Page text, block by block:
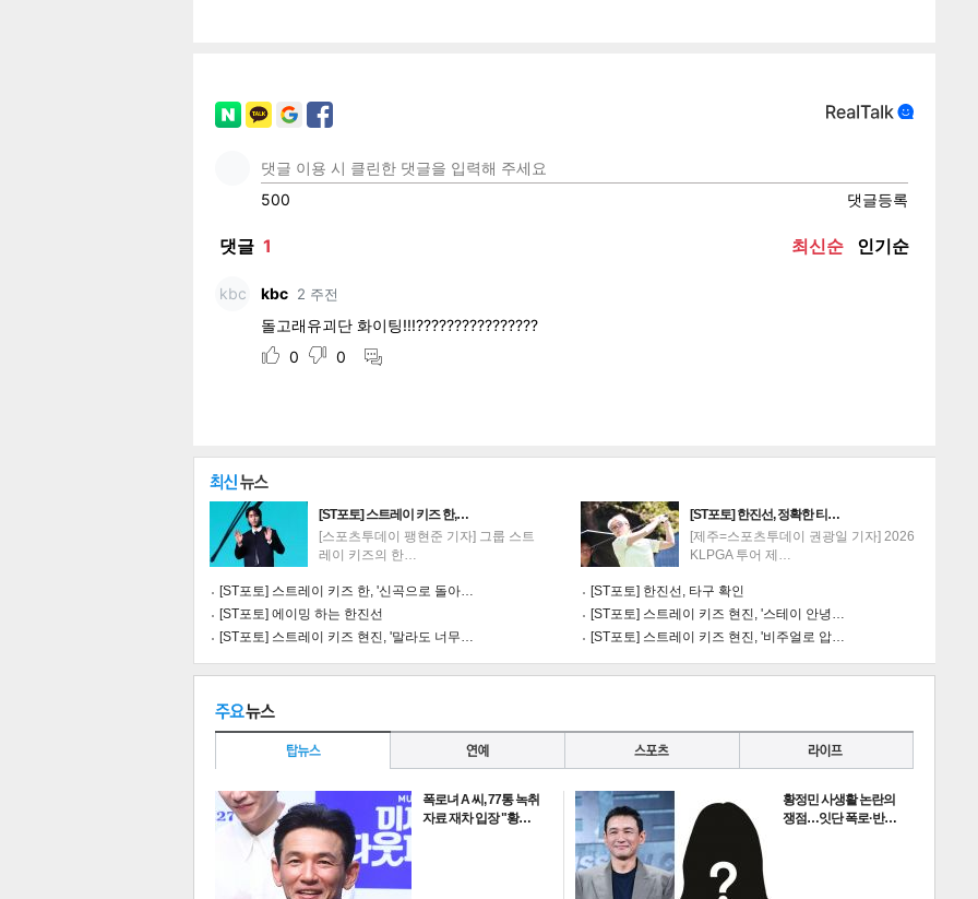
기
공유 유
트위 카카 인쇄 목록
[ST포토] 스트레이 키즈 한,…
[스포츠투데이 팽현준 기자] 그룹 스트
레이 키즈의 한…
[ST포토] 스트레이 키즈 한, '신곡으로 돌아…
[ST포토] 에이밍 하는 한진선
[ST포토] 스트레이 키즈 현진, '말라도 너무…
[ST포토] 한진선, 정확한 티…
[제주=스포츠투데이 권광일 기자] 2026
KLPGA 투어 제…
[ST포토] 한진선, 타구 확인
[ST포토] 스트레이 키즈 현진, '스테이 안녕…
[ST포토] 스트레이 키즈 현진, '비주얼로 압…
폭로녀 A 씨, 77통 녹취
자료 재차 입장 "황…
황정민 사생활 논란의
쟁점…잇단 폭로·반…